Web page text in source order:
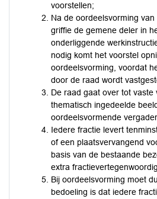
voorstellen;
Na de oordeelsvorming
griffie de gemene deler in
onderliggende
nodig komt het voorstel
oordeelsvorming, voordat
door de raad wordt
De raad gaat over tot vaste
thematisch ingedeelde
oordeelsvormende
Iedere fractie levert
of een plaatsvervangend
basis van de bestaande
extra
Bij oordeelsvorming moet
bedoeling is dat iedere